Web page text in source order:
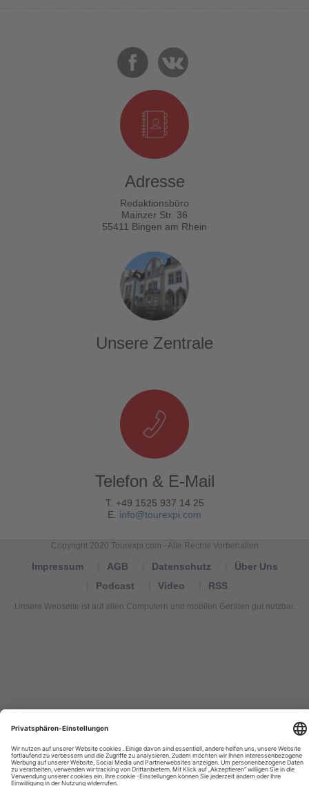
Adresse
Redaktionsbüro
Mainzer Str. 36
55411 Bingen am Rhein
Unsere Zentrale
Telefon & E-Mail
T. +49 1525 937 14 25
E. info@tourexpi.com
Copyright 2020 Tourexpi.com - Alle Rechte Vorbehalten
Impressum AGB Datenschutz
Über Uns
Podcast
Video RSS
Unsere Webseite ist auf allen Computern und mobilen Geräten gut nutzbar.
turismo,
Tourismus
Nachrichten,
новости